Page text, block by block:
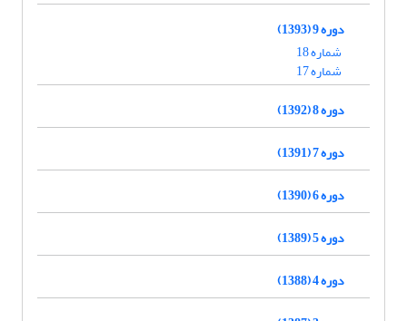
دوره 9 (1393)
شماره 18
شماره 17
دوره 8 (1392)
دوره 7 (1391)
دوره 6 (1390)
دوره 5 (1389)
دوره 4 (1388)